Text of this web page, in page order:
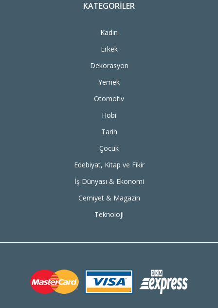
KATEGORILER
Kadın
Erkek
Dekorasyon
Yemek
Otomotiv
Hobi
Tarih
Çocuk
Edebiyat, Kitap ve Fikir
İş Dünyası & Ekonomi
Cemiyet & Magazin
Teknoloji